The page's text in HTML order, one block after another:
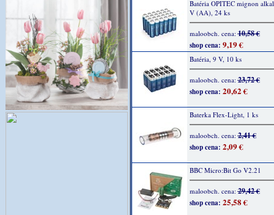
Batéria OPITEC mignon
V (AA), 24 ks
maloobch. cena:10,58 €
shop cena: 9,19 €
Batéria, 9 V, 10 ks
maloobch. cena:23,72 €
shop cena: 20,62 €
Baterka Flex-Light, 1 ks
maloobch. cena:2,41 €
shop cena: 2,09 €
BBC Micro:Bit Go V2.21
maloobch. cena:29,42 €
shop cena: 25,58 €